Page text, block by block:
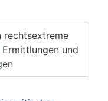
rechtsextreme
und